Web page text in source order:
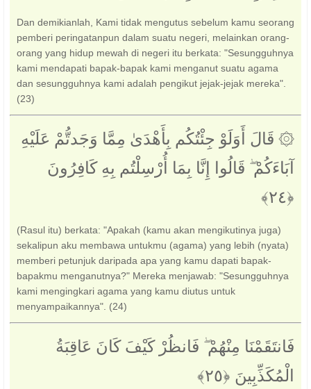
Dan demikianlah, Kami tidak mengutus sebelum kamu seorang
pemberi peringatanpun dalam suatu negeri, melainkan orang-
orang yang hidup mewah di negeri itu berkata: "Sesungguhnya
kami mendapati bapak-bapak kami menganut suatu agama
dan sesungguhnya kami adalah pengikut jejak-jejak mereka".
(23)
۞ قَالَ أَوَلَوْ جِئْتُكُم بِأَهْدَىٰ مِمَّا وَجَدتُّمْ عَلَيْهِ
آبَاءَكُمْ ۖ قَالُوا إِنَّا بِمَا أُرْسِلْتُم بِهِ كَافِرُونَ
(Rasul itu) berkata: "Apakah (kamu akan mengikutinya juga)
sekalipun aku membawa untukmu (agama) yang lebih (nyata)
memberi petunjuk daripada apa yang kamu dapati bapak-
bapakmu menganutnya?" Mereka menjawab: "Sesungguhnya
kami mengingkari agama yang kamu diutus untuk
menyampaikannya". (24)
فَانتَقَمْنَا مِنْهُمْ ۖ فَانظُرْ كَيْفَ كَانَ عَاقِبَةُ
الْمُكَذِّبِينَ ‎﴿٢٥﴾‏